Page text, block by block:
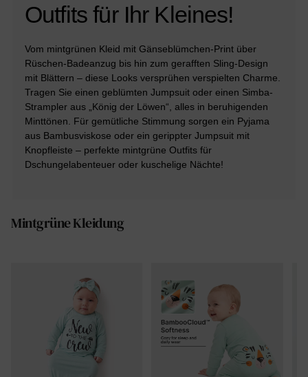
Outfits für Ihr Kleines!
Vom mintgrünen Kleid mit Gänseblümchen-Print über
Rüschen-Badeanzug bis hin zum gerafften Sling-Design
mit Blättern – diese Looks versprühen verspielten Charme.
Tragen Sie einen geblümten Jumpsuit oder einen Simba-
Strampler aus „König der Löwen“, alles in beruhigenden
Minttönen. Für gemütliche Stimmung sorgen ein Pyjama
aus Bambusviskose oder ein gerippter Jumpsuit mit
Knopfleiste – perfekte mintgrüne Outfits für
Dschungelabenteuer oder kuschelige Nächte!
Mintgrüne Kleidung